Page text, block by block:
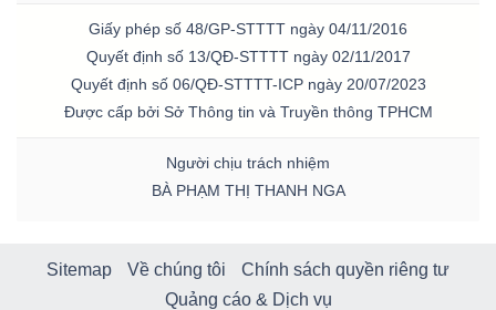
Giấy phép số 48/GP-STTTT ngày 04/11/2016
Quyết định số 13/QĐ-STTTT ngày 02/11/2017
Quyết định số 06/QĐ-STTTT-ICP ngày 20/07/2023
Được cấp bởi Sở Thông tin và Truyền thông TPHCM
Người chịu trách nhiệm
BÀ PHẠM THỊ THANH NGA
Sitemap Về chúng tôi
Chính sách quyền riêng tư
Quảng cáo & Dịch vụ